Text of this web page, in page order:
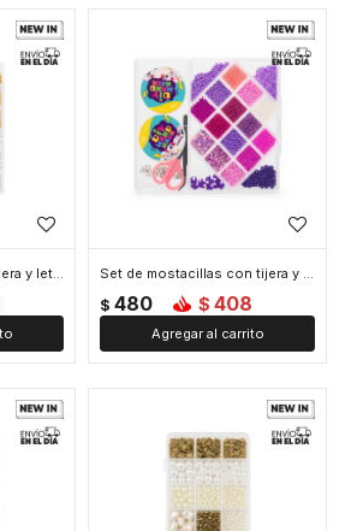
Set de mostacillas madera y letras Set de mostacillas con tijera y dos tanzas - Tonos Violeta - Violeta
$ 480 $ 408